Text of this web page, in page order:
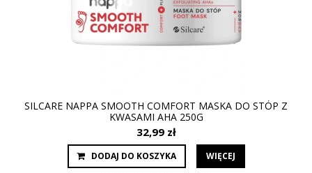
SILCARE NAPPA SMOOTH COMFORT MASKA DO STÓP Z
KWASAMI AHA 250G
32,99 zł
DODAJ DO KOSZYKA WIĘCEJ